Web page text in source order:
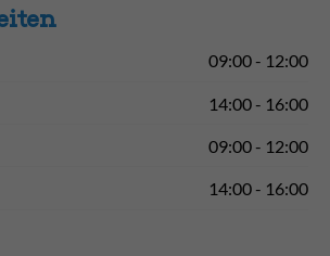
09:00 - 12:00
14:00 - 16:00
09:00 - 12:00
14:00 - 16:00